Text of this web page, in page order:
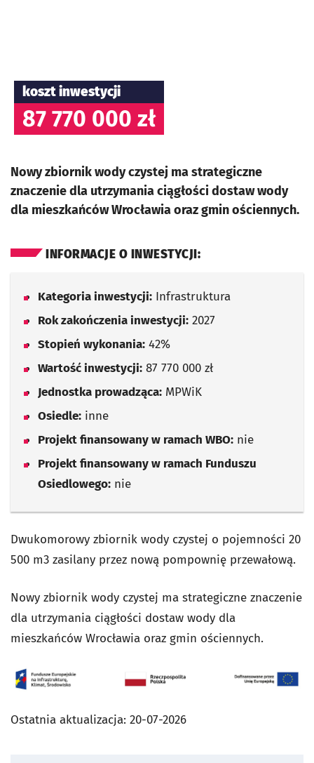
koszt inwestycji
87 770 000 zł
Nowy zbiornik wody czystej ma strategiczne
znaczenie dla utrzymania ciągłości dostaw wody
dla mieszkańców Wrocławia oraz gmin ościennych.
INFORMACJE O INWESTYCJI:
Kategoria inwestycji: Infrastruktura
Rok zakończenia inwestycji: 2027
Stopień wykonania: 42%
Wartość inwestycji: 87 770 000 zł
Jednostka prowadząca: MPWiK
Osiedle: inne
Projekt finansowany w ramach WBO: nie
Projekt finansowany w ramach Funduszu
Osiedlowego: nie
Dwukomorowy zbiornik wody czystej o pojemności 20
500 m3 zasilany przez nową pompownię przewałową.
Nowy zbiornik wody czystej ma strategiczne znaczenie
dla utrzymania ciągłości dostaw wody dla
mieszkańców Wrocławia oraz gmin ościennych.
Ostatnia aktualizacja: 20-07-2026